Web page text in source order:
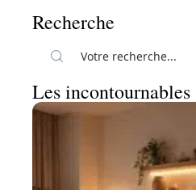
Recherche
Les incontournables